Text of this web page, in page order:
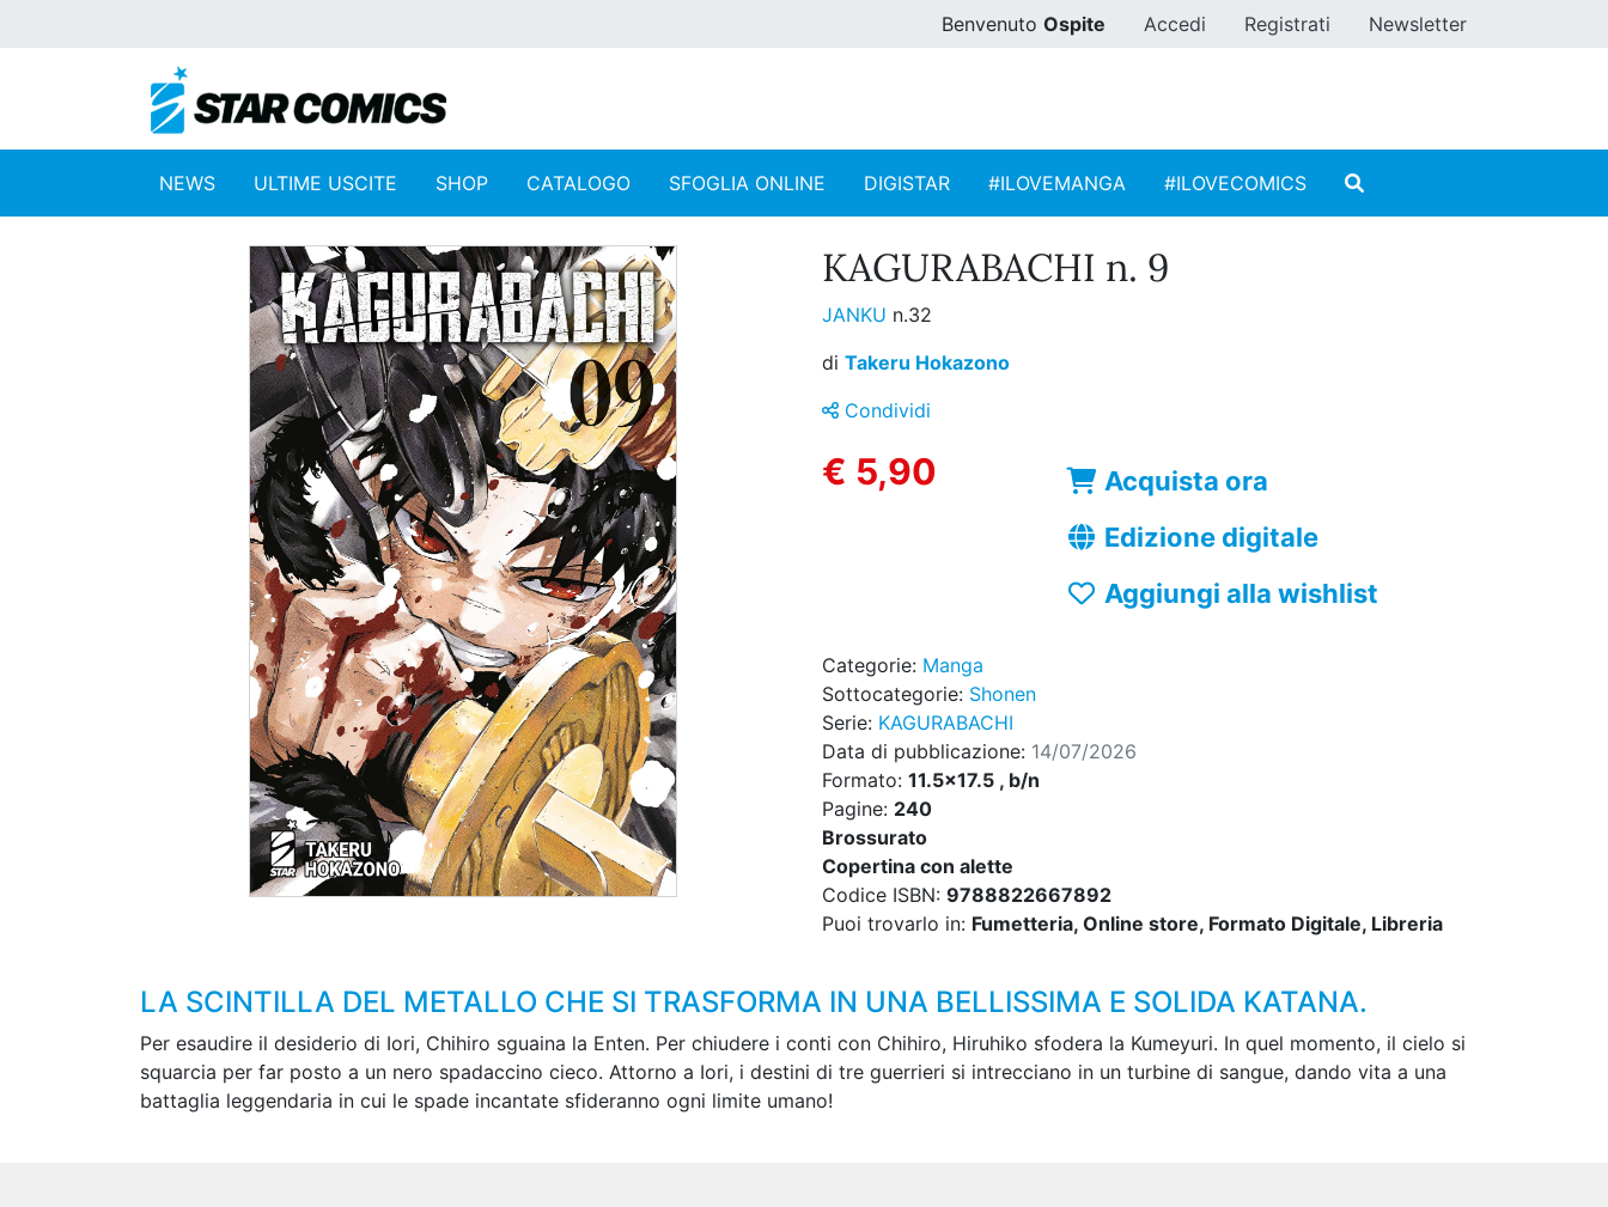
Benvenuto Ospite Accedi Registrati Newsletter
NEWS ULTIME USCITE SHOP CATALOGO SFOGLIA ONLINE DIGISTAR #ILOVEMANGA #ILOVECOMICS
KAGURABACHI n. 9
JANKU n.32
di Takeru Hokazono
Condividi
€ 5,90
Acquista ora
Edizione digitale
Aggiungi alla wishlist
Categorie: Manga
Sottocategorie: Shonen
Serie: KAGURABACHI
Data di pubblicazione: 14/07/2026
Formato: 11.5x17.5 , b/n
Pagine: 240
Brossurato
Copertina con alette
Codice ISBN: 9788822667892
Puoi trovarlo in: Fumetteria, Online store, Formato Digitale, Libreria
LA SCINTILLA DEL METALLO CHE SI TRASFORMA IN UNA BELLISSIMA E SOLIDA KATANA.
Per esaudire il desiderio di Iori, Chihiro sguaina la Enten. Per chiudere i conti con Chihiro, Hiruhiko sfodera la Kumeyuri. In quel momento, il cielo si
squarcia per far posto a un nero spadaccino cieco. Attorno a Iori, i destini di tre guerrieri si intrecciano in un turbine di sangue, dando vita a una
battaglia leggendaria in cui le spade incantate sfideranno ogni limite umano!